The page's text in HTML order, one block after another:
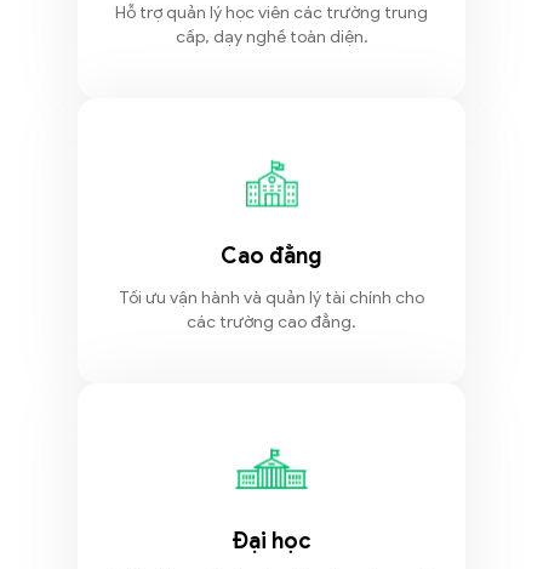
Hỗ trợ quản lý học viên các trường trung
cấp, dạy nghề toàn diện.
Cao đẳng
Tối ưu vận hành và quản lý tài chính cho
các trường cao đẳng.
Đại học